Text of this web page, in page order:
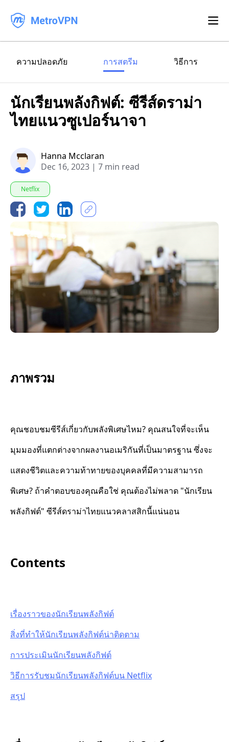
ไอโฟน/ ไอแพด
แมคโอเอส
วินโดวส์
บล็อก
คำถามที่พบบ่อย
เข้าสู่ระบบ
ความปลอดภัย การสตรีม วิธีการ
นักเรียนพลังกิฟต์: ซีรีส์ดราม่า
ไทยแนวซูเปอร์นาจา
Hanna Mcclaran
Dec 16, 2023 | 7 min read
Netflix
ภาพรวม
คุณชอบชมซีรีส์เกี่ยวกับพลังพิเศษไหม? คุณสนใจที่จะเห็น
มุมมองที่แตกต่างจากผลงานอเมริกันที่เป็นมาตรฐาน ซึ่งจะ
แสดงชีวิตและความท้าทายของบุคคลที่มีความสามารถ
พิเศษ? ถ้าคำตอบของคุณคือใช่ คุณต้องไม่พลาด "นักเรียน
พลังกิฟต์" ซีรีส์ดราม่าไทยแนวคลาสสิกนี้แน่นอน
Contents
เรื่องราวของนักเรียนพลังกิฟต์
สิ่งที่ทำให้นักเรียนพลังกิฟต์น่าติดตาม
การประเมินนักเรียนพลังกิฟต์
วิธีการรับชมนักเรียนพลังกิฟต์บน Netflix
สรุป